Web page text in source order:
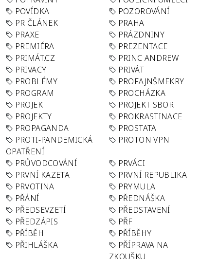
POVÍDKA
POZOROVÁNÍ
PR ČLÁNEK
PRAHA
PRAXE
PRÁZDNINY
PREMIÉRA
PREZENTACE
PRIMÁT.CZ
PRINC ANDREW
PRIVACY
PRIVÁT
PROBLÉMY
PROFAJNŠMEKRY
PROGRAM
PROCHÁZKA
PROJEKT
PROJEKT SBOR
PROJEKTY
PROKRASTINACE
PROPAGANDA
PROSTATA
PROTI-PANDEMICKÁ
OPATŘENÍ
PROTON VPN
PRŮVODCOVÁNÍ
PRVÁCI
PRVNÍ KAZETA
PRVNÍ REPUBLIKA
PRVOTINA
PRYMULA
PŘÁNÍ
PŘEDNÁŠKA
PŘEDSEVZETÍ
PŘEDSTAVENÍ
PŘEDZÁPIS
PŘF
PŘÍBĚH
PŘÍBĚHY
PŘIHLÁŠKA
PŘÍPRAVA NA
ZKOUŠKU